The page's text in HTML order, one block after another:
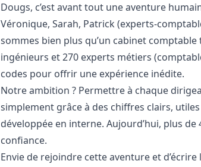
Dougs, c’est avant tout une aventure
Véronique, Sarah, Patrick (experts-
sommes bien plus qu’un cabinet
ingénieurs et 270 experts métiers
codes pour offrir une expérience inédite.
Notre ambition ? Permettre à chaque
simplement grâce à des chiffres clairs,
développée en interne. Aujourd’hui, plus
confiance.
Envie de rejoindre cette aventure et d’écrire